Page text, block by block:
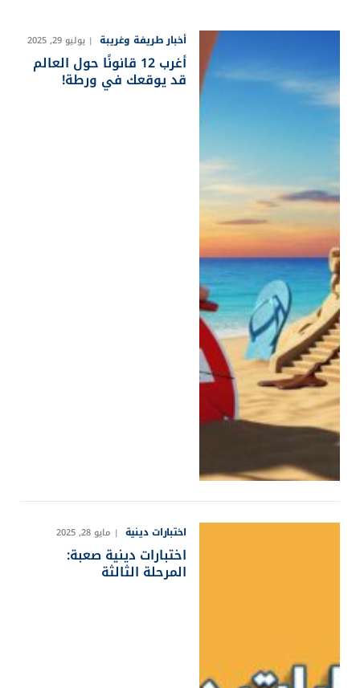
أخبار طريفة وغريبة يوليو 29, 2025
أغرب 12 قانونًا حول العالم
قد يوقعك في ورطة!
اختبارات دينية مايو 28, 2025
اختبارات دينية صعبة:
المرحلة الثالثة